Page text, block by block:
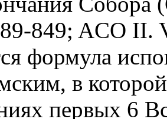
849; ACO II.
формула
в
первых 6